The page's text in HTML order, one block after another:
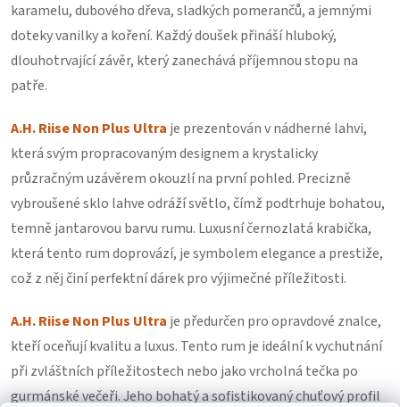
karamelu, dubového dřeva, sladkých pomerančů, a jemnými
doteky vanilky a koření. Každý doušek přináší hluboký,
dlouhotrvající závěr, který zanechává příjemnou stopu na
patře.
A.H. Riise Non Plus Ultra je prezentován v nádherné lahvi,
která svým propracovaným designem a krystalicky
průzračným uzávěrem okouzlí na první pohled. Precizně
vybroušené sklo lahve odráží světlo, čímž podtrhuje bohatou,
temně jantarovou barvu rumu. Luxusní černozlatá krabička,
která tento rum doprovází, je symbolem elegance a prestiže,
což z něj činí perfektní dárek pro výjimečné příležitosti.
A.H. Riise Non Plus Ultra je předurčen pro opravdové znalce,
kteří oceňují kvalitu a luxus. Tento rum je ideální k vychutnání
při zvláštních příležitostech nebo jako vrcholná tečka po
gurmánské večeři. Jeho bohatý a sofistikovaný chuťový profil